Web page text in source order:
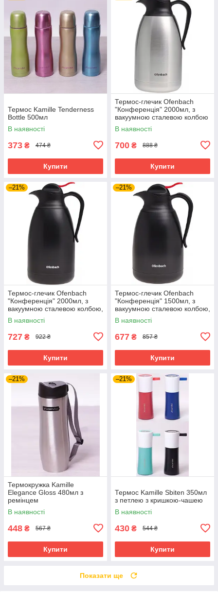
Термос Kamille Tenderness
Bottle 500мл
В наявності
373 ₴ 474 ₴
Купити
Термос-глечик Ofenbach
"Конференція" 2000мл, з
вакуумною сталевою колбою
В наявності
700 ₴ 888 ₴
Купити
–21%
Термос-глечик Ofenbach
"Конференція" 2000мл, з
вакуумною сталевою колбою,
чорний/матовий
В наявності
727 ₴ 922 ₴
Купити
–21%
Термос-глечик Ofenbach
"Конференція" 1500мл, з
вакуумною сталевою колбою,
чорний/матовий
В наявності
677 ₴ 857 ₴
Купити
–21%
Термокружка Kamille
Elegance Gloss 480мл з
ремінцем
В наявності
448 ₴ 567 ₴
Купити
–21%
Термос Kamille Sbiten 350мл
з петлею з кришкою-чашею
В наявності
430 ₴ 544 ₴
Купити
Показати ще